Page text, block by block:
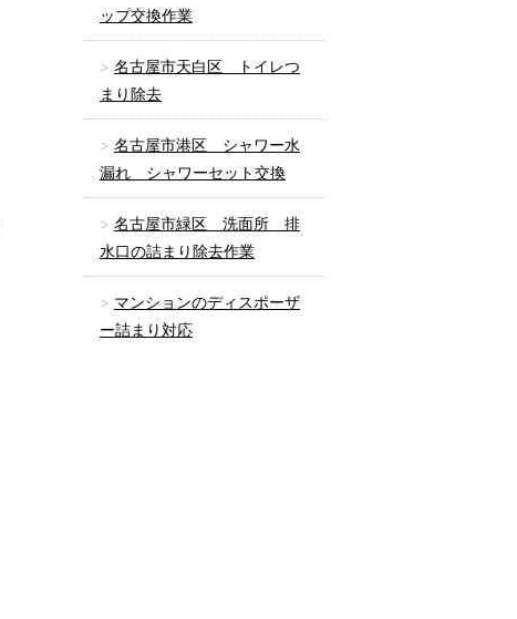
ップ交換作業
名古屋市天白区 トイレつ
まり除去
名古屋市港区 シャワー水
漏れ シャワーセット交換
名古屋市緑区 洗面所 排
水口の詰まり除去作業
マンションのディスポーザ
ー詰まり対応